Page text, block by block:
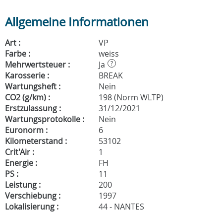
Allgemeine Informationen
Art :
VP
Farbe :
weiss
Mehrwertsteuer :
Ja ?
Karosserie :
BREAK
Wartungsheft :
Nein
CO2 (g/km) :
198 (Norm WLTP)
Erstzulassung :
31/12/2021
Wartungsprotokolle :
Nein
Euronorm :
6
Kilometerstand :
53102
Crit'Air :
1
Energie :
FH
PS :
11
Leistung :
200
Verschiebung :
1997
Lokalisierung :
44 - NANTES